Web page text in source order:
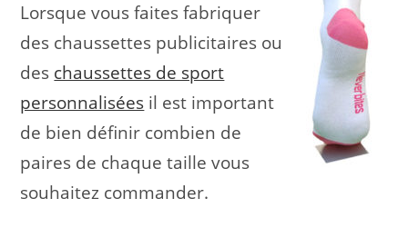
Lorsque vous faites fabriquer
des chaussettes publicitaires ou
des chaussettes de sport
personnalisées il est important
de bien définir combien de
paires de chaque taille vous
souhaitez commander.